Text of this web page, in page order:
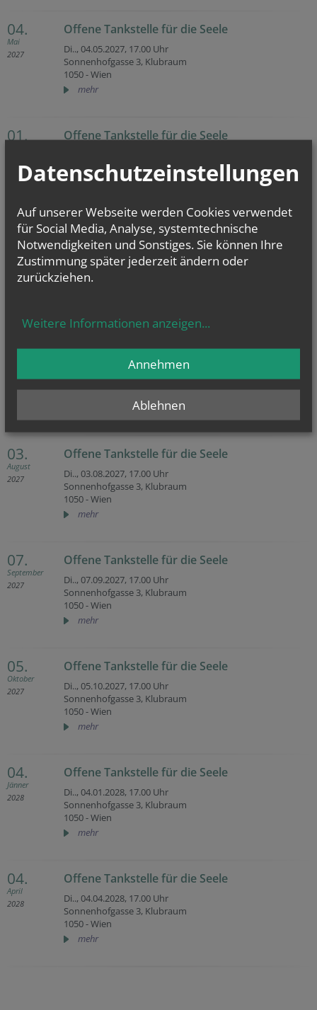
04.
Mai
2027
Offene Tankstelle für die Seele
Di.., 04.05.2027, 17.00 Uhr
Sonnenhofgasse 3, Klubraum
1050 - Wien
mehr
01. Offene Tankstelle für die Seele
Sonnenhofgasse 3, Klubraum
1050 - Wien
06.
2027
Offene Tankstelle für die Seele
Di.., 06.07.2027, 17.00 Uhr
Sonnenhofgasse 3, Klubraum
06. Offene Tankstelle für die Seele
Di.., 06.07.2027,17.00 Uhr
Sonnenhofgasse 3, Klubraum
1050 - Wien
03.
August
2027
Offene Tankstelle für die Seele
Di.., 03.08.2027, 17.00 Uhr
Sonnenhofgasse 3, Klubraum
1050 - Wien
mehr
07.
September
2027
Offene Tankstelle für die Seele
Di.., 07.09.2027, 17.00 Uhr
Sonnenhofgasse 3, Klubraum
1050 - Wien
mehr
05.
Oktober
2027
Offene Tankstelle für die Seele
Di.., 05.10.2027, 17.00 Uhr
Sonnenhofgasse 3, Klubraum
1050 - Wien
mehr
04.
Jänner
2028
Offene Tankstelle für die Seele
Di.., 04.01.2028, 17.00 Uhr
Sonnenhofgasse 3, Klubraum
1050 - Wien
mehr
04.
April
2028
Offene Tankstelle für die Seele
Di.., 04.04.2028, 17.00 Uhr
Sonnenhofgasse 3, Klubraum
1050 - Wien
mehr
Datenschutzeinstellungen
Auf unserer Webseite werden Cookies verwendet
für Social Media, Analyse, systemtechnische
Notwendigkeiten und Sonstiges. Sie können Ihre
Zustimmung später jederzeit ändern oder
zurückziehen.
Weitere Informationen anzeigen...
Ablehnen
Annehmen